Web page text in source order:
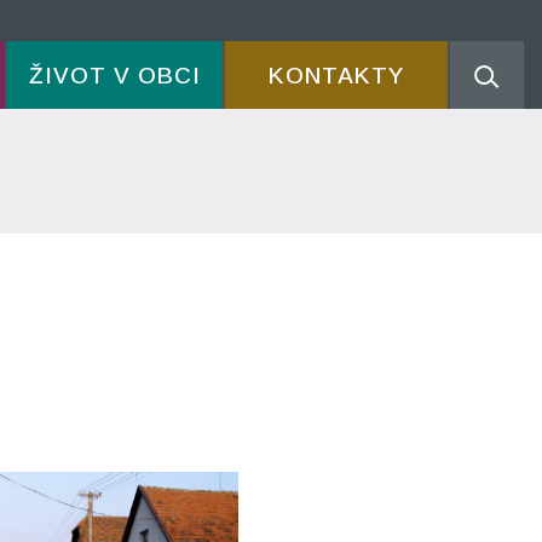
ŽIVOT V OBCI KONTAKTY